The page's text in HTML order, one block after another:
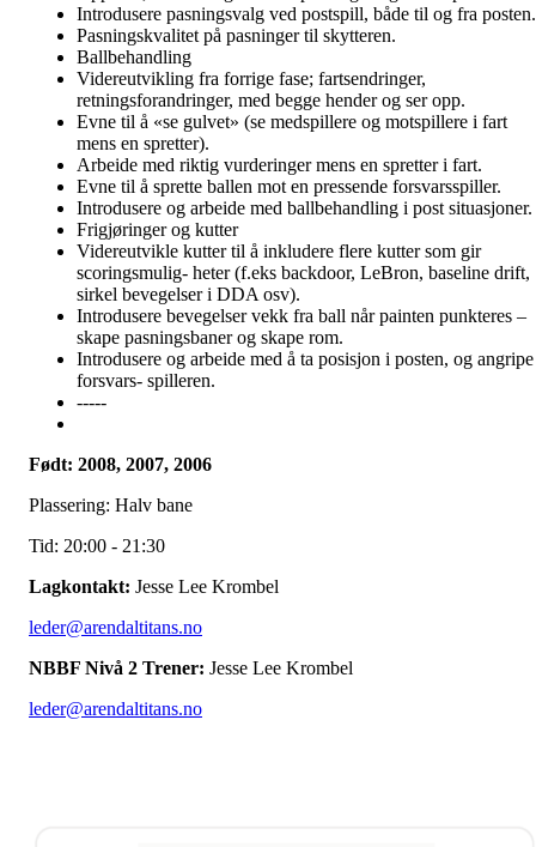
Introdusere pasningsvalg ved postspill, både til og fra posten.
Pasningskvalitet på pasninger til skytteren.
Ballbehandling
Videreutvikling fra forrige fase; fartsendringer,
retningsforandringer, med begge hender og ser opp.
Evne til å «se gulvet» (se medspillere og motspillere i fart
mens en spretter).
Arbeide med riktig vurderinger mens en spretter i fart.
Evne til å sprette ballen mot en pressende forsvarsspiller.
Introdusere og arbeide med ballbehandling i post situasjoner.
Frigjøringer og kutter
Videreutvikle kutter til å inkludere flere kutter som gir
scoringsmulig- heter (f.eks backdoor, LeBron, baseline drift,
sirkel bevegelser i DDA osv).
Introdusere bevegelser vekk fra ball når painten punkteres –
skape pasningsbaner og skape rom.
Introdusere og arbeide med å ta posisjon i posten, og angripe
forsvars- spilleren.
-----
Født: 2008, 2007, 2006
Plassering: Halv bane
Tid: 20:00 - 21:30
Lagkontakt: Jesse Lee Krombel
leder@arendaltitans.no
NBBF Nivå 2 Trener: Jesse Lee Krombel
leder@arendaltitans.no